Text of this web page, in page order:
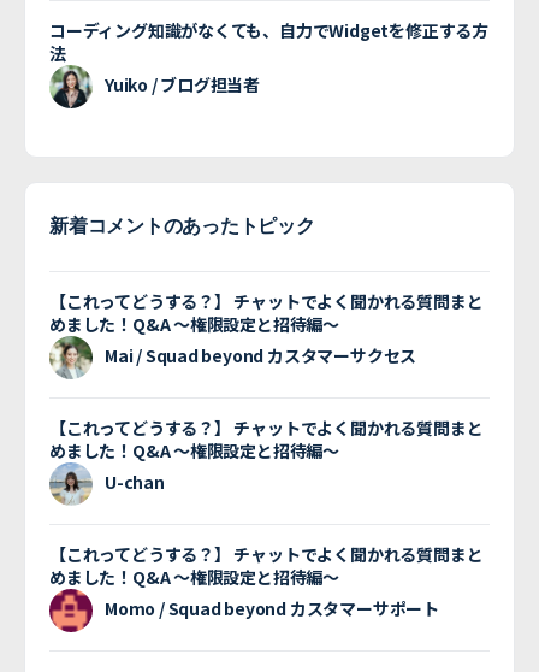
コーディング知識がなくても、自力でWidgetを修正する方
法
Yuiko / ブログ担当者
新着コメントのあったトピック
【これってどうする？】 チャットでよく聞かれる質問まと
めました！Q&A 〜権限設定と招待編〜
Mai / Squad beyond カスタマーサクセス
【これってどうする？】 チャットでよく聞かれる質問まと
めました！Q&A 〜権限設定と招待編〜
U-chan
【これってどうする？】 チャットでよく聞かれる質問まと
めました！Q&A 〜権限設定と招待編〜
Momo / Squad beyond カスタマーサポート